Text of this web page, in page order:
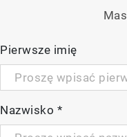
Pierwsze imię
Nazwisko *